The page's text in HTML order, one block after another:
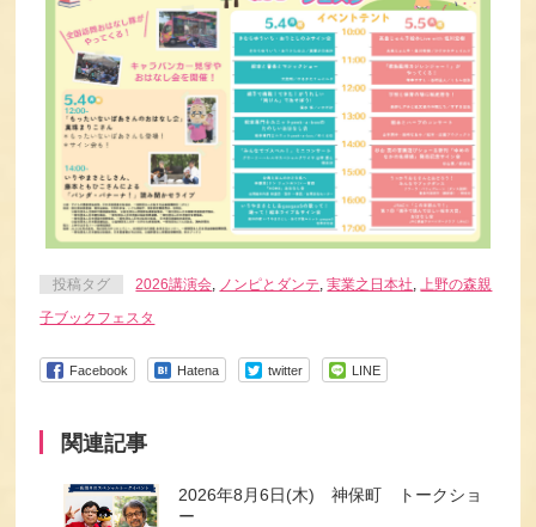
投稿タグ 2026講演会 ノンピとダンテ ,実業之日本社
上野の森親
子ブックフェスタ
Facebook Hatena twitter LINE
関連記事
2026年8月6日(木) 神保町 トークショ
ー